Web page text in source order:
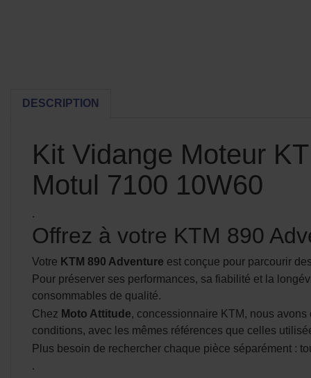
DESCRIPTION
Kit Vidange Moteur
Motul 7100 10W60
.
Offrez à votre KTM 890
Votre KTM 890 Adventure est conçue pour parcourir
Pour préserver ses performances, sa fiabilité et la
consommables de qualité.
Chez Moto Attitude, concessionnaire KTM, nous avons
conditions, avec les mêmes références que celles
Plus besoin de rechercher chaque pièce séparément :
.